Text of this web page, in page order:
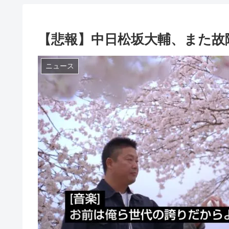
【悲報】中日松坂大輔、また
ニュース